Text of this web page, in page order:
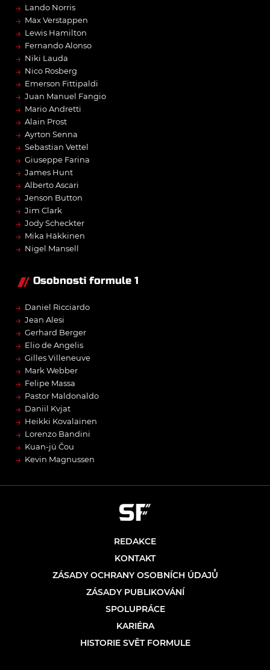
→ Lando Norris
→ Max Verstappen
→ Lewis Hamilton
→ Fernando Alonso
→ Niki Lauda
→ Nico Rosberg
→ Emerson Fittipaldi
→ Juan Manuel Fangio
→ Mario Andretti
→ Alain Prost
→ Ayrton Senna
→ Sebastian Vettel
→ Giuseppe Farina
→ James Hunt
→ Alberto Ascari
→ Jenson Button
→ Jim Clark
→ Jody Scheckter
→ Mika Häkkinen
→ Nigel Mansell
Osobnosti formule 1
→ Daniel Ricciardo
→ Jean Alesi
→ Gerhard Berger
→ Elio de Angelis
→ Gilles Villeneuve
→ Mark Webber
→ Felipe Massa
→ Pastor Maldonaldo
→ Daniil Kvjat
→ Heikki Kovalainen
→ Lorenzo Bandini
→ Kuan-jü Čou
→ Kevin Magnussen
REDAKCE
KONTAKT
ZÁSADY OCHRANY OSOBNÍCH ÚDAJŮ
ZÁSADY PUBLIKOVÁNÍ
SPOLUPRÁCE
KARIÉRA
HISTORIE SVĚT FORMULE